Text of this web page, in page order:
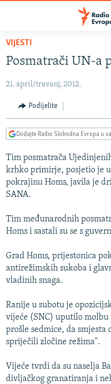
Pređite
glavni
Pređite
Pređite
pretragu
SRBIJA
KOSOVO
VIZUELNO
VIDEO
FOTOGALERIJE
INFOGRAFIKE
PODCASTI
RAT U UKRAJINI
KINA NA BALKANU
ISPRIČAJ MI
SPECIJALI RSE
VIŠE OD NASLOVA
GENOCID U SREBRENICI
POPLAVE I KLIZIŠTA U BIH 2024.
TV LIBERTY
MOJA EVROPA
Sve RFE/RL stranice
VIJESTI
Posmatrači UN-a
21. april/travanj, 2012.
Podijelite
Dodajte Radio Slobodna Evropa u
Tim posmatrača
krhko primirje, posjetio je
pokrajinu Homs, javila je
SANA.
Tim međunarodnih
Homs i sastali su se s
Grad Homs, prijestonica
antirežimskih sukoba i
vladinih snaga.
Ranije u subotu je
vijeće (SNC) uputilo
prošle sedmice, da smjesta
spriječili zločine režima".
Vijeće tvrdi da su naselja
divljačkog granatiranja i